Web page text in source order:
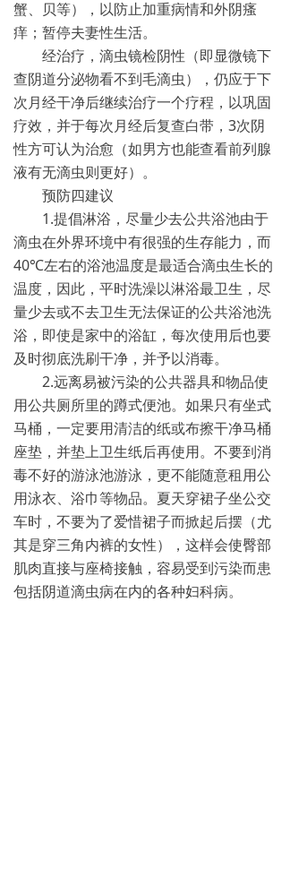
蟹、贝等），以防止加重病情和外阴瘙
痒；暂停夫妻性生活。
经治疗，滴虫镜检阴性（即显微镜下
查阴道分泌物看不到毛滴虫），仍应于下
次月经干净后继续治疗一个疗程，以巩固
疗效，并于每次月经后复查白带，3次阴
性方可认为治愈（如男方也能查看前列腺
液有无滴虫则更好）。
预防四建议
1.提倡淋浴，尽量少去公共浴池由于
滴虫在外界环境中有很强的生存能力，而
40℃左右的浴池温度是最适合滴虫生长的
温度，因此，平时洗澡以淋浴最卫生，尽
量少去或不去卫生无法保证的公共浴池洗
浴，即使是家中的浴缸，每次使用后也要
及时彻底洗刷干净，并予以消毒。
2.远离易被污染的公共器具和物品使
用公共厕所里的蹲式便池。如果只有坐式
马桶，一定要用清洁的纸或布擦干净马桶
座垫，并垫上卫生纸后再使用。不要到消
毒不好的游泳池游泳，更不能随意租用公
用泳衣、浴巾等物品。夏天穿裙子坐公交
车时，不要为了爱惜裙子而掀起后摆（尤
其是穿三角内裤的女性），这样会使臀部
肌肉直接与座椅接触，容易受到污染而患
包括阴道滴虫病在内的各种妇科病。